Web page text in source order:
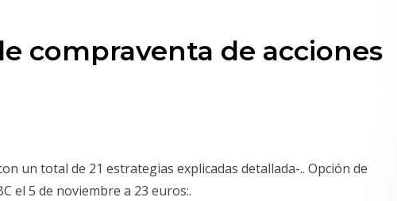
compraventa de acciones
un total de 21 estrategias explicadas detallada-.. Opción de
el 5 de noviembre a 23 euros:.